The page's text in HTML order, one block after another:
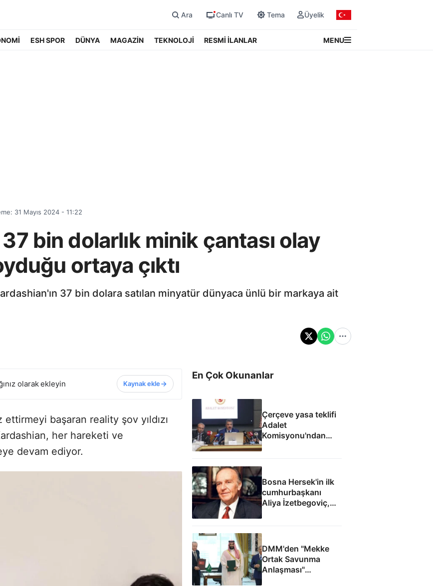
Ara Canlı TV Tema Üyelik
ESH SPOR DÜNYA MAGAZİN TEKNOLOJİ RESMİ İLANLAR MENU
31 Mayıs 2024 - 11:22
bin dolarlık minik çantası olay
ortaya çıktı
37 bin dolara satılan minyatür dünyaca ünlü bir markaya ait
olarak ekleyin Kaynak ekle
ettirmeyi başaran reality şov yıldızı
her hareketi ve
devam ediyor.
En Çok Okunanlar
Çerçeve yasa teklifi
Adalet
Komisyonu'ndan
geçti
Bosna Hersek'in ilk
cumhurbaşkanı
Aliya İzetbegoviç,
DMM'den "Mekke
Ortak Savunma
Anlaşması"
iddialarına yalanlama